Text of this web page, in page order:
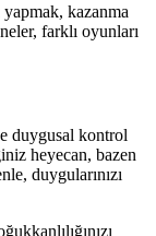
kazanma
farklı oyunları
duygusal kontrol
heyecan, bazen
duygularınızı